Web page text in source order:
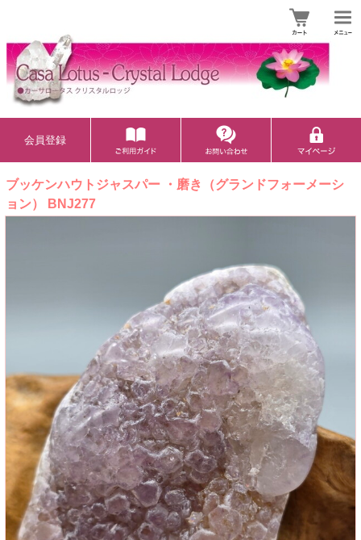
会員登録
ブッケンハウトジャスパー ・磨き（グランドフォーメーシ
ョン） BNJ277